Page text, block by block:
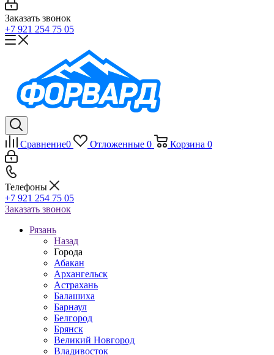
Заказать звонок
+7 921 254 75 05
Сравнение0 Отложенные 0 Корзина 0
Телефоны
+7 921 254 75 05
Заказать звонок
Рязань
Назад
Города
Абакан
Архангельск
Астрахань
Балашиха
Барнаул
Белгород
Брянск
Великий Новгород
Владивосток